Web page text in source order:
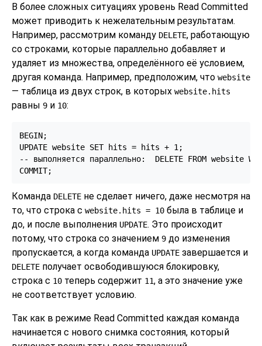
В более сложных ситуациях уровень Read Committed
может приводить к нежелательным результатам.
Например, рассмотрим команду DELETE, работающую
со строками, которые параллельно добавляет и
удаляет из множества, определённого её условием,
другая команда. Например, предположим, что website
— таблица из двух строк, в которых website.hits
равны 9 и 10:
BEGIN;
UPDATE website SET hits = hits + 1;
-- выполняется параллельно:  DELETE FROM website
Команда DELETE не сделает ничего, даже несмотря на
то, что строка с website.hits = 10 была в таблице и
до, и после выполнения UPDATE. Это происходит
потому, что строка со значением 9 до изменения
пропускается, а когда команда UPDATE завершается и
DELETE получает освободившуюся блокировку,
строка с 10 теперь содержит 11, а это значение уже
не соответствует условию.
Так как в режиме Read Committed каждая команда
начинается с нового снимка состояния, который